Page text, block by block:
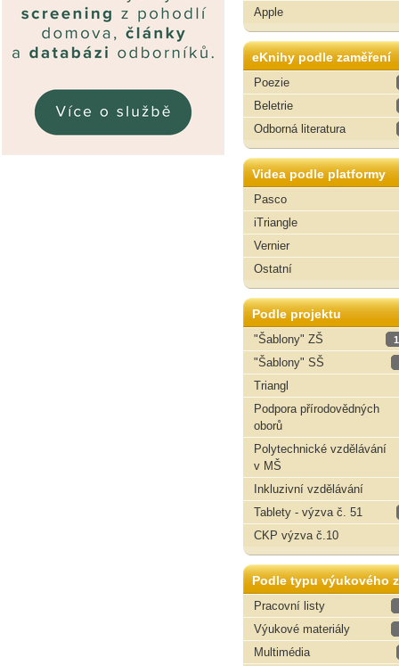
Apple
eKnihy podle zaměření
Poezie
Beletrie
Odborná literatura
Videa podle platformy
Pasco
iTriangle
Vernier
Ostatní
Podle projektu
"Šablony" ZŠ
"Šablony" SŠ
Triangl
Podpora přírodovědných
oborů
Polytechnické vzdělávání
v MŠ
Inkluzivní vzdělávání
Tablety - výzva č. 51
CKP výzva č.10
Podle typu výukového
Pracovní listy
Výukové materiály
Multimédia